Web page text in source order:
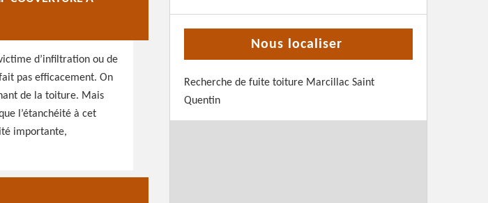
d’infiltration ou de
pas efficacement. On
de la toiture. Mais
l’étanchéité à cet
importante,
Nous localiser
Recherche de fuite toiture Marcillac Saint
Quentin